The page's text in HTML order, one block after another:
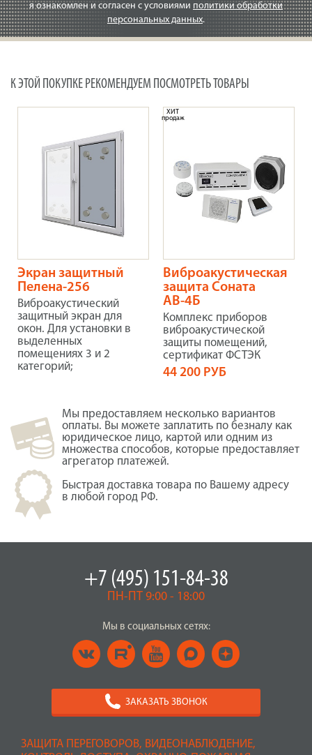
я ознакомлен и согласен с условиями политики обработки
персональных данных.
К ЭТОЙ ПОКУПКЕ РЕКОМЕНДУЕМ ПОСМОТРЕТЬ ТОВАРЫ
Экран защитный
Пелена-256
Виброакустический
защитный экран для
окон. Для установки в
выделенных
помещениях 3 и 2
категорий;
Виброакустическая
защита Соната
АВ-4Б
Комплекс приборов
виброакустической
защиты помещений,
сертификат ФСТЭК
ХИТ
продаж
44 200 РУБ
Мы предоставляем несколько вариантов
оплаты. Вы можете заплатить по безналу как
юридическое лицо, картой или одним из
множества способов, которые предоставляет
агрегатор платежей.
Быстрая доставка товара по Вашему адресу
в любой город РФ.
ЗАЩИТА ПЕРЕГОВОРОВ, ВИДЕОНАБЛЮДЕНИЕ,
+7 (495) 151-84-38
ПН-ПТ 9:00 - 18:00
Мы в социальных сетях:
ЗАКАЗАТЬ ЗВОНОК